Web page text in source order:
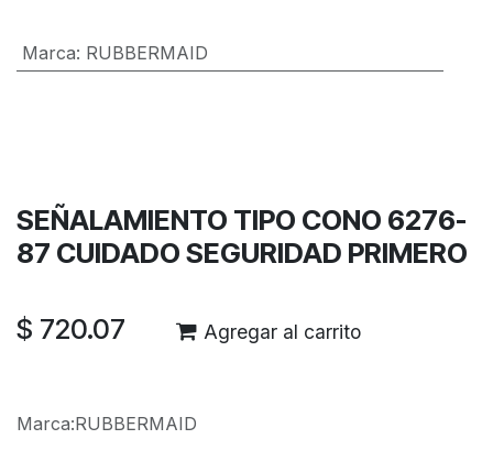
Marca: RUBBERMAID
SEÑALAMIENTO TIPO CONO 6276-
87 CUIDADO SEGURIDAD PRIMERO
$ 720.07 Agregar al carrito
Marca:RUBBERMAID